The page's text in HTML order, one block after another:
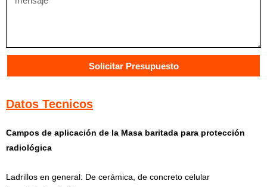
Solicitar Presupuesto
Datos Tecnicos
Campos de aplicación de la Masa baritada para protección
radiológica
Ladrillos en general: De cerámica, de concreto celular